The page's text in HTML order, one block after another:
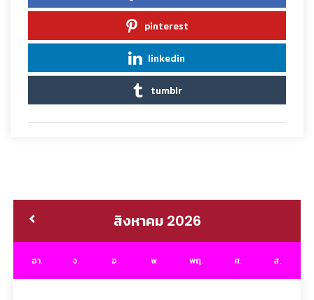
pinterest
linkedin
tumblr
สิงหาคม 2026
อา. จ. อ. พ. พฤ. ศ. ส.